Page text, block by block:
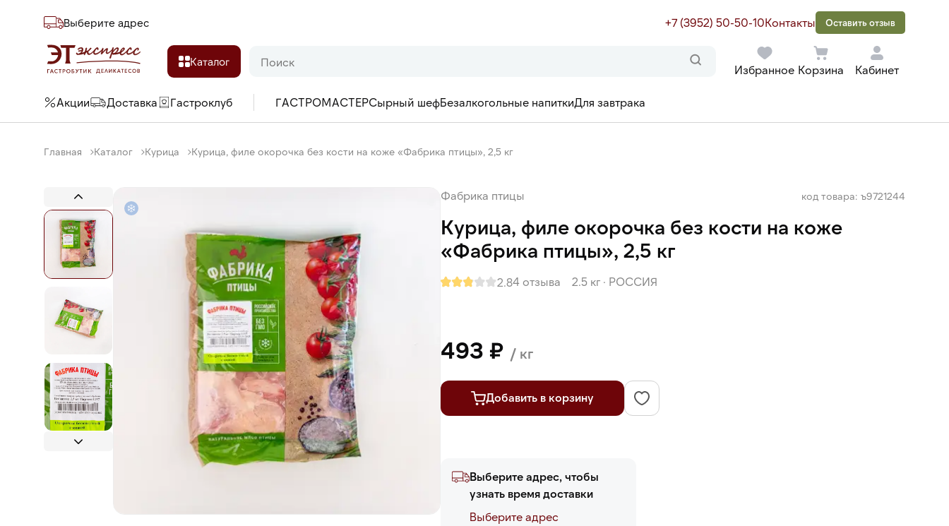
Выберите адреc +7 (3952) 50-50-10Контакты Оставить отзыв
Каталог
Избранное Корзина Кабинет
Акции Доставка Гастроклуб ГАСТРОМАСТЕРСырный шефБезалкогольные напиткиДля завтрака
Главная Каталог Курица Курица, филе окорочка без кости на коже «Фабрика птицы», 2,5 кг
Фабрика птицы код товара: ъ9721244
Курица, филе окорочка без кости на коже
«Фабрика птицы», 2,5 кг
2.84 отзыва 2.5 кг · РОССИЯ
493 ₽ / кг
Добавить в корзину
Выберите адрес, чтобы
узнать время доставки
Выберите адреc